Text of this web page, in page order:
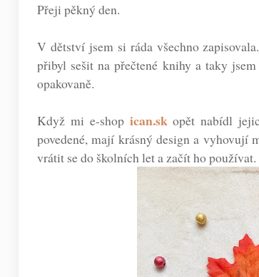
Přeji pěkný den.
V dětství jsem si ráda všechno
přibyl sešit na přečtené knihy a taky
opakovaně.
Když mi e-shop ican.skopět nabídl
povedené, mají krásný design a
vrátit se do školních let a začít ho používat.